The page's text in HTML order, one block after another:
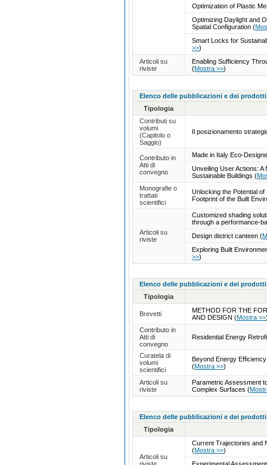
Optimization of Plastic
Optimizing Daylight and
Spatial Configuration(
Smart Locks for
>>)
Articoli su
riviste
Enabling Sufficiency
(Mostra >>)
Elenco delle pubblicazioni e dei
Tipologia
Contributi su
volumi
(Capitolo o
Saggio)
Il posizionamento
Contributo in
Atti di
convegno
Made in Italy Eco-
Unveiling User Actions:
Sustainable Buildings(
Monografie o
trattati
scientifici
Unlocking the Potential
Footprint of the Built
Articoli su
riviste
Customized shading
through a performance-
Design district canteen(
Exploring Built
>>)
Elenco delle pubblicazioni e dei
Tipologia
Brevetti
METHOD FOR THE
AND DESIGN(Mostra >>
Contributo in
Atti di
convegno
Residential Energy
Curatela di
volumi
scientifici
Beyond Energy
(Mostra >>)
Articoli su
riviste
Parametric Assessment
Complex Surfaces(
Elenco delle pubblicazioni e dei
Tipologia
Articoli su
Current Trajectories and
(Mostra >>)